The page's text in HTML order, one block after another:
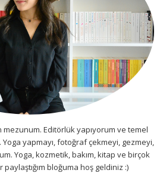
Editörlük yapıyorum ve temel
yapmayı, fotoğraf çekmeyi, gezmeyi,
Yoga, kozmetik, bakım, kitap ve birçok
bloğuma hoş geldiniz :)